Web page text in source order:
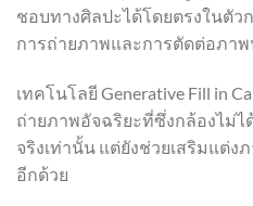
ชอบทางศิลปะได้โดยตรงในตัว
การถ่ายภาพและการตัดต่อภา
เทคโนโลยี Generative Fill in
ถ่ายภาพอัจฉริยะที่ซึ่งกล้องไม่
จริงเท่านั้น แต่ยังช่วยเสริมแต่ง
อีกด้วย